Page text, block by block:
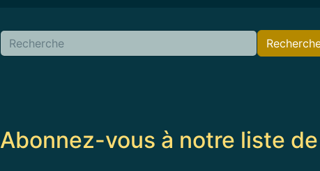
Abonnez-vous à notre liste